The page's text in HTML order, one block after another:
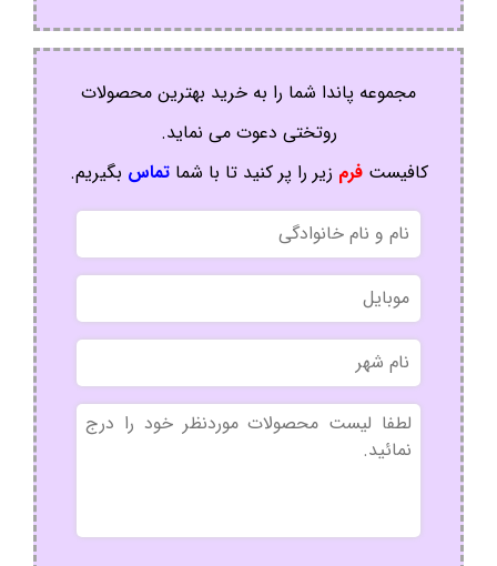
مجموعه پاندا شما را به خرید بهترین محصولات
روتختی دعوت می نماید.
کافیستفرم زیر را پر کنید تا با شماتماس بگیریم.
نام
و
نام
خانوادگی
موبایل
نام
شهر
بدون
عنوان